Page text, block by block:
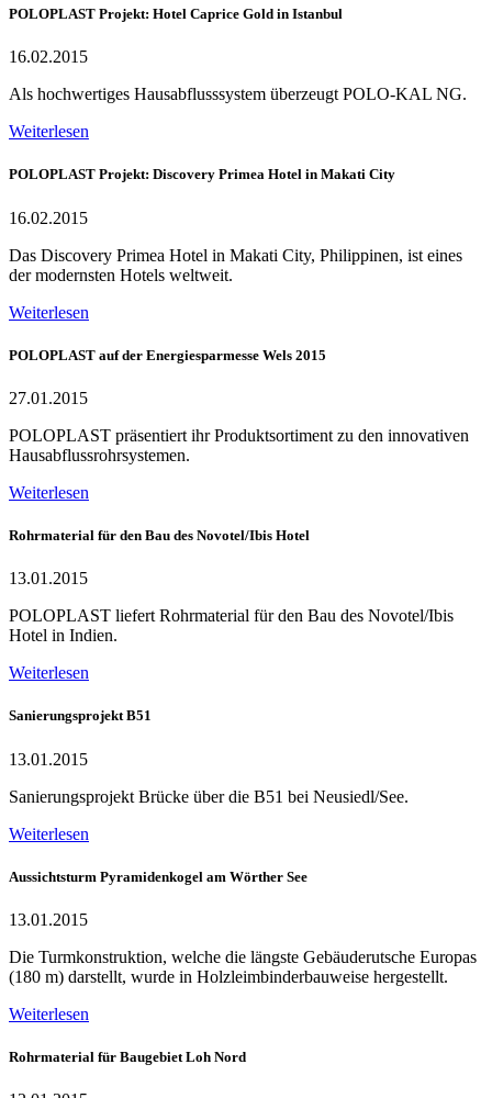
POLOPLAST Projekt: Hotel Caprice Gold in Istanbul
16.02.2015
Als hochwertiges Hausabflusssystem überzeugt POLO-KAL NG.
Weiterlesen
POLOPLAST Projekt: Discovery Primea Hotel in Makati City
16.02.2015
Das Discovery Primea Hotel in Makati City, Philippinen, ist eines
der modernsten Hotels weltweit.
Weiterlesen
POLOPLAST auf der Energiesparmesse Wels 2015
27.01.2015
POLOPLAST präsentiert ihr Produktsortiment zu den innovativen
Hausabflussrohrsystemen.
Weiterlesen
Rohrmaterial für den Bau des Novotel/Ibis Hotel
13.01.2015
POLOPLAST liefert Rohrmaterial für den Bau des Novotel/Ibis
Hotel in Indien.
Weiterlesen
Sanierungsprojekt B51
13.01.2015
Sanierungsprojekt Brücke über die B51 bei Neusiedl/See.
Weiterlesen
Aussichtsturm Pyramidenkogel am Wörther See
13.01.2015
Die Turmkonstruktion, welche die längste Gebäuderutsche Europas
(180 m) darstellt, wurde in Holzleimbinderbauweise hergestellt.
Weiterlesen
Rohrmaterial für Baugebiet Loh Nord